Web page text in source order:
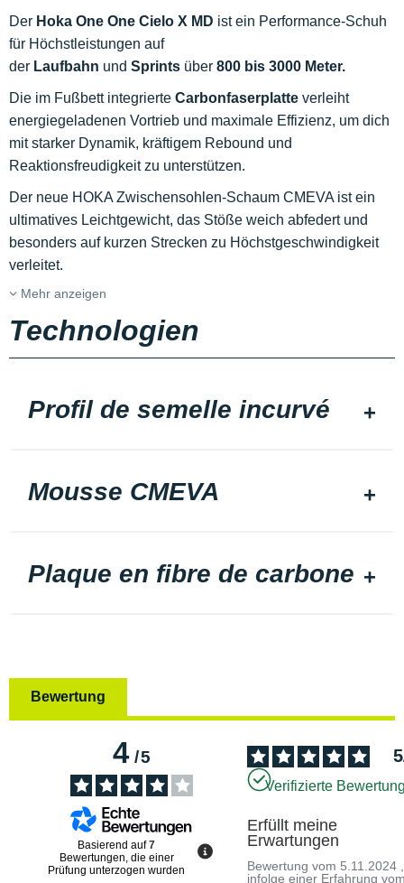
Der Hoka One One Cielo X MD ist ein Performance-Schuh
für Höchstleistungen auf
der Laufbahn und Sprints über 800 bis 3000 Meter.
Die im Fußbett integrierte Carbonfaserplatte verleiht
energiegeladenen Vortrieb und maximale Effizienz, um dich
mit starker Dynamik, kräftigem Rebound und
Reaktionsfreudigkeit zu unterstützen.
Der neue HOKA Zwischensohlen-Schaum CMEVA ist ein
ultimatives Leichtgewicht, das Stöße weich abfedert und
besonders auf kurzen Strecken zu Höchstgeschwindigkeit
verleitet.
Mehr anzeigen
Technologien
Profil de semelle incurvé
Mousse CMEVA
Plaque en fibre de carbone
Bewertung
4/5
Basierend auf7
Bewertungen, die einer
Prüfung unterzogen wurden
5
Verifizierte
Erfüllt meine
Erwartungen
Bewertung vom 5.11.2024
infolge einer Erfahrung